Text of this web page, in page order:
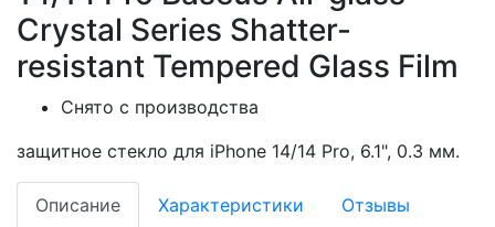
Crystal Series Shatter-
resistant Tempered Glass Film
Снято с производства
защитное стекло для iPhone 14/14 Pro, 6.1", 0.3 мм.
Описание Характеристики Отзывы